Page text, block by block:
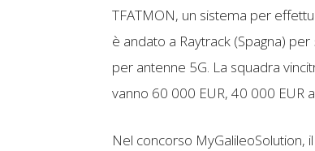
TFATMON, un sistema per
è andato a Raytrack (Spagna)
per antenne 5G. La squadra
vanno 60 000 EUR, 40 000 EUR
Nel concorso MyGalileoSolution,